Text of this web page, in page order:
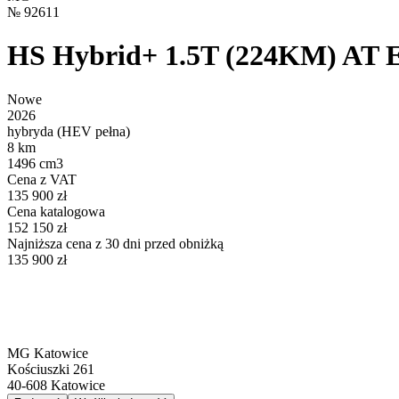
№ 92611
HS Hybrid+ 1.5T (224KM) AT
Nowe
2026
hybryda (HEV pełna)
8 km
1496 cm3
Cena z VAT
135 900 zł
Cena katalogowa
152 150 zł
Najniższa cena z 30 dni przed obniżką
135 900 zł
MG Katowice
Kościuszki 261
40-608 Katowice